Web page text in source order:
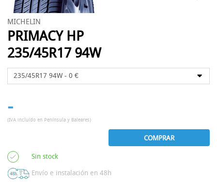
MICHELIN
PRIMACY HP
235/45R17 94W
-
(IVA incluído en Península y Baleares)
COMPRAR
Sin stock
Envío e instalación en 48h